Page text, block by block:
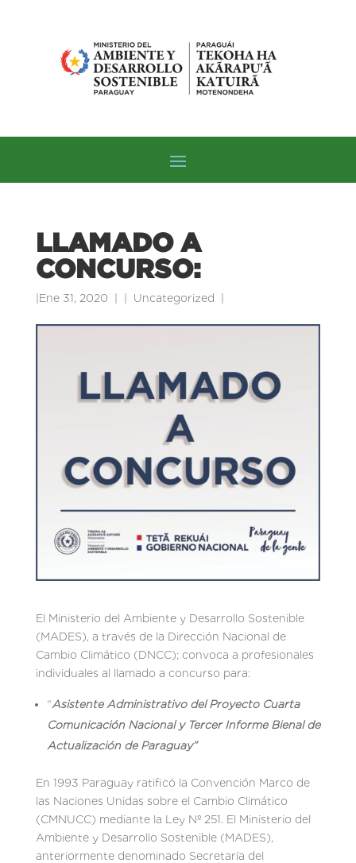
LLAMADO A
CONCURSO:
Ene 31, 2020 Uncategorized
El Ministerio del Ambiente y Desarrollo Sostenible
(MADES), a través de la Dirección Nacional de
Cambio Climático (DNCC); convoca a profesionales
individuales al llamado a concurso para:
“Asistente Administrativo del Proyecto Cuarta
Comunicación Nacional y Tercer Informe Bienal de
Actualización de Paraguay”
En 1993 Paraguay ratificó la Convención Marco de
las Naciones Unidas sobre el Cambio Climático
(CMNUCC) mediante la Ley Nº 251. El Ministerio del
Ambiente y Desarrollo Sostenible (MADES),
anteriormente denominado Secretaría del